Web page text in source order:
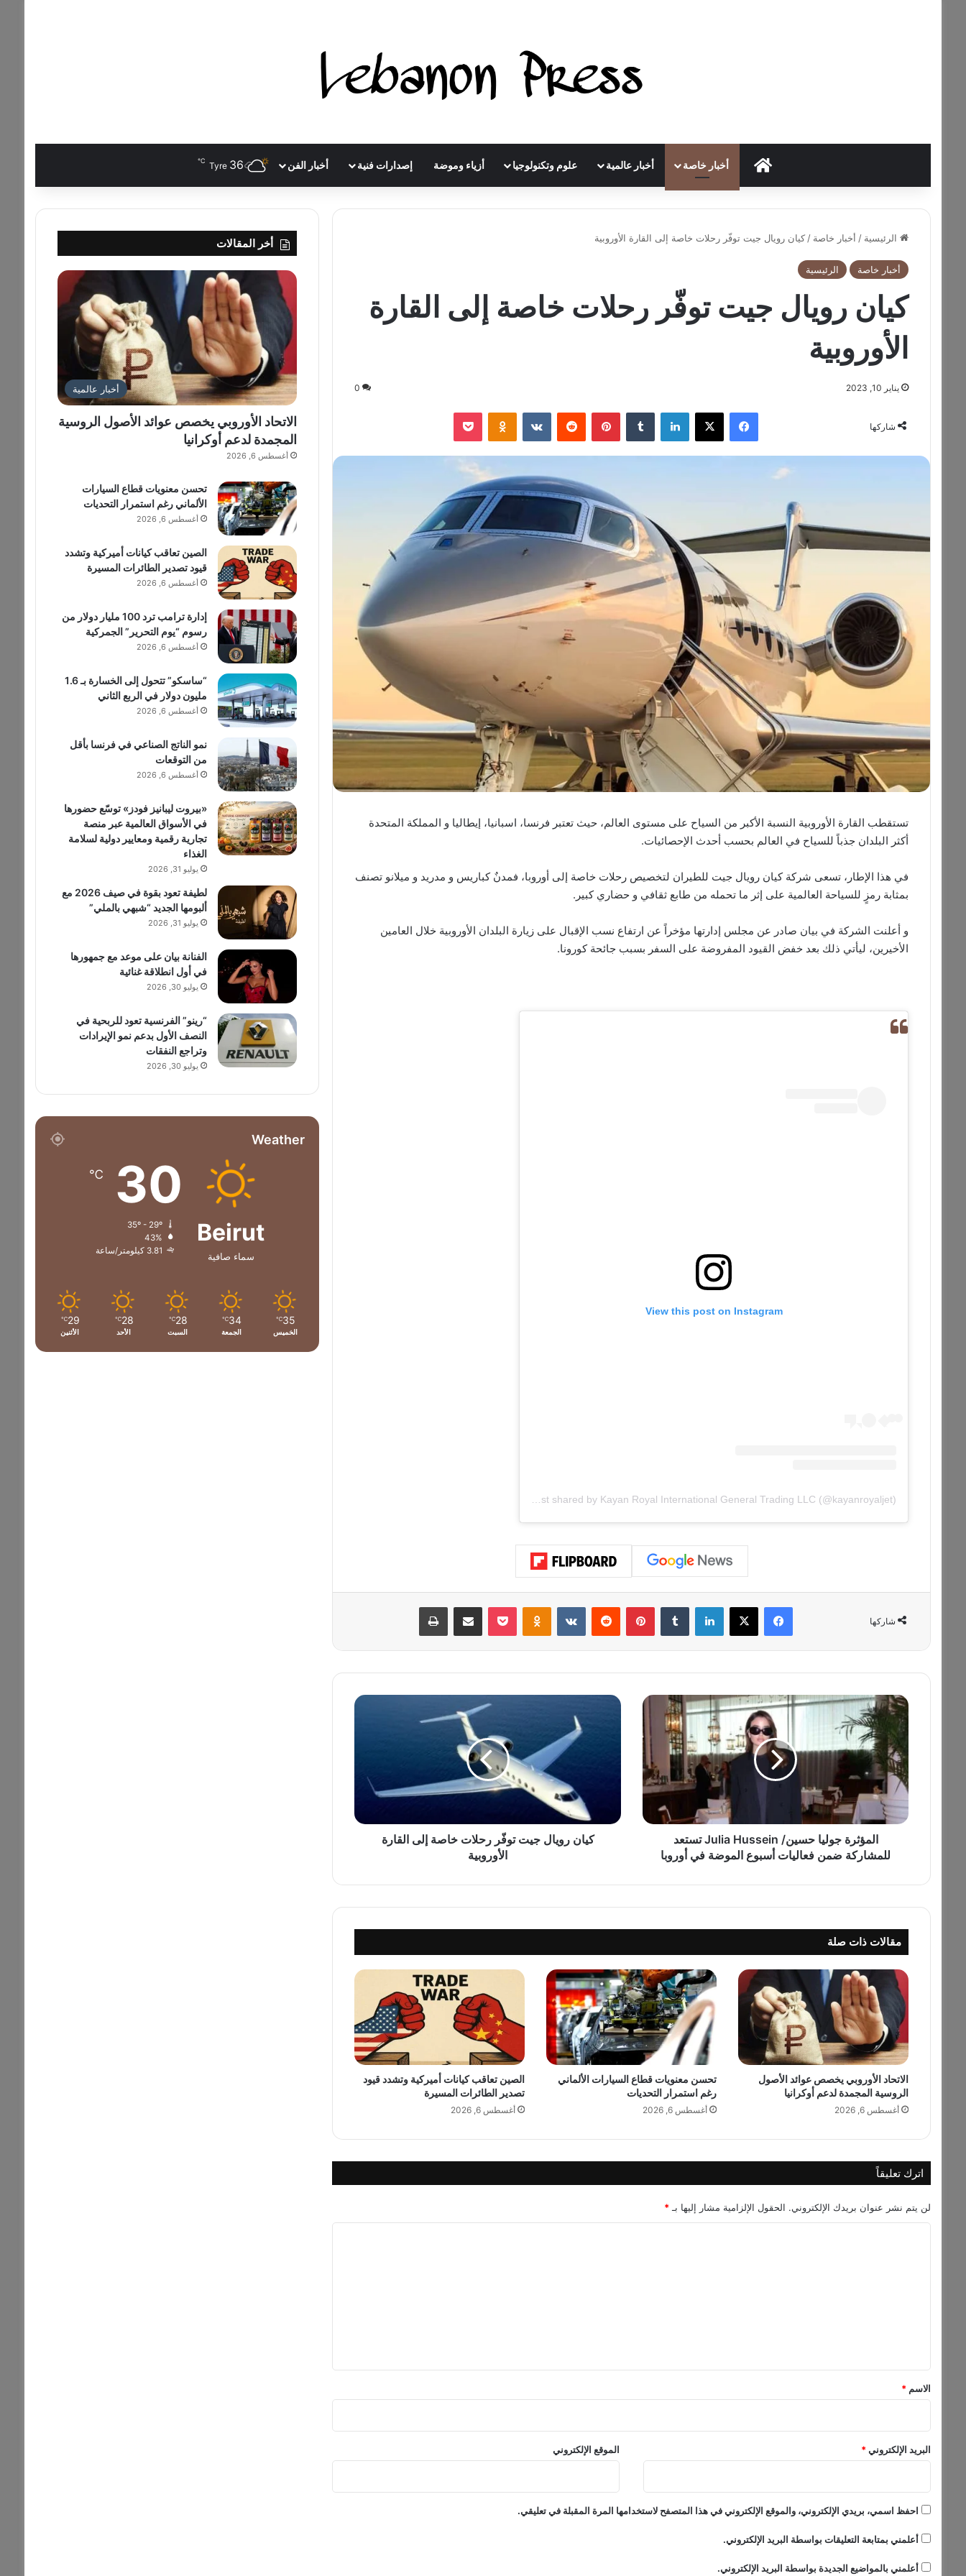
HOMEأخبار خاصة أخبار عالمية علوم وتكنولوجيا أزياء وموضة إصدارات فنية أخبار الفن Tyre 36
℃
الرئيسية / أخبار خاصة / كيان رويال جيت توفّر رحلات خاصة إلى القارة الأوروبية
أخبار خاصة الرئيسية
كيان رويال جيت توفّر رحلات خاصة إلى القارة
الأوروبية
يناير 10, 2023 0
شاركها
فيسبوك ‫X لينكدإن ‏Tumblr بينتيريست ‏Reddit
‏VKontakte
Odnoklassniki
‫Pocket
تستقطب القارة الأوروبية النسبة الأكبر من السياح على مستوى العالم، حيث تعتبر فرنسا، اسبانيا، إيطاليا و المملكة المتحدة
أكثر البلدان جذباً للسياح في العالم بحسب أحدث الإحصائيات.
في هذا الإطار، تسعى شركة كيان رويال جيت للطيران لتخصيص رحلات خاصة إلى أوروبا، فمدنٌ كباريس و مدريد و ميلانو تصنف
بمثابة رمزٍ للسياحة العالمية على إثر ما تحمله من طابع ثقافي و حضاري كبير.
و أعلنت الشركة في بيان صادر عن مجلس إدارتها مؤخراً عن ارتفاع نسب الإقبال على زيارة البلدان الأوروبية خلال العامين
الأخيرين، ليأتي ذلك بعد خفض القيود المفروضة على السفر بسبب جائحة كورونا.
View this post on Instagram
شاركها
فيسبوك ‫X لينكدإن ‏Tumblr بينتيريست ‏Reddit
‏VKontakte
Odnoklassniki
‫Pocket مشاركة عبر البريد طباعة
ا
ل
م
ؤ
ر
ة
ج
و
ح
ن
J
u
a
u
s
s
e
i
ت
ت
ع
ل
ع
ا
ب
ع
ا
المؤثرة جوليا حسين/ Julia Hussein تستعد
للمشاركة ضمن فعاليات أسبوع الموضة في أوروبا
ك
ل
ت
ر
ح
ل
ا
ت
خ
ا
ص
ة
إ
ل
ر
كيان رويال جيت توفّر رحلات خاصة إلى القارة
الأوروبية
مقالات ذات صلة
الاتحاد الأوروبي يخصص عوائد الأصول
الروسية المجمدة لدعم أوكرانيا
أغسطس 6, 2026
تحسن معنويات قطاع السيارات الألماني
رغم استمرار التحديات
أغسطس 6, 2026
الصين تعاقب كيانات أميركية وتشدد قيود
تصدير الطائرات المسيرة
أغسطس 6, 2026
اترك تعليقاً
لن يتم نشر عنوان بريدك الإلكتروني. الحقول الإلزامية مشار إليها بـ*
*
الاسم *
البريد الإلكتروني* الموقع الإلكتروني
احفظ اسمي، بريدي الإلكتروني، والموقع الإلكتروني في هذا المتصفح لاستخدامها المرة المقبلة في تعليقي.
أعلمني بمتابعة التعليقات بواسطة البريد الإلكتروني.
أعلمني بالمواضيع الجديدة بواسطة البريد الإلكتروني.
أخر المقالات
أخبار عالمية
الاتحاد الأوروبي يخصص عوائد الأصول الروسية
المجمدة لدعم أوكرانيا
أغسطس 6, 2026
تحسن معنويات قطاع السيارات
الألماني رغم استمرار التحديات
أغسطس 6, 2026
الصين تعاقب كيانات أميركية وتشدد
قيود تصدير الطائرات المسيرة
أغسطس 6, 2026
إدارة ترامب ترد 100 مليار دولار من
رسوم “يوم التحرير” الجمركية
أغسطس 6, 2026
“ساسكو” تتحول إلى الخسارة بـ 1.6
مليون دولار في الربع الثاني
أغسطس 6, 2026
نمو الناتج الصناعي في فرنسا بأقل
من التوقعات
أغسطس 6, 2026
«بيروت ليبانيز فودز» توسّع حضورها
في الأسواق العالمية عبر منصة
تجارية رقمية ومعايير دولية لسلامة
الغذاء
يوليو 31, 2026
لطيفة تعود بقوة في صيف 2026 مع
ألبومها الجديد “شبهي بالملي”
يوليو 31, 2026
الفنانة بيان على موعد مع جمهورها
في أول انطلاقة غنائية
يوليو 30, 2026
“رينو” الفرنسية تعود للربحية في
النصف الأول بدعم نمو الإيرادات
وتراجع النفقات
يوليو 30, 2026
Weather
Beirut
سماء صافية
30
℃
43%
3.81 كيلومتر/ساعة
35
℃
الخميس
34
℃
الجمعة
28
℃
السبت
28
℃
الأحد
29
℃
الأثنين